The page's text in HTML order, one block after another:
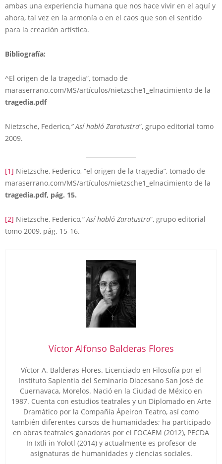
ambas una experiencia humana que nos hace vivir en el aquí y
ahora, tal vez en la armonía o en el caos que son el sentido
para la creación artística.
Bibliografía:
^El origen de la tragedia”, tomado de
maraserrano.com/MS/artículos/nietzsche1_elnacimiento de la
tragedia.pdf
Nietzsche, Federico,” Así habló Zaratustra”, grupo editorial tomo
2009.
[1] Nietzsche, Federico, “el origen de la tragedia”, tomado de
maraserrano.com/MS/artículos/nietzsche1_elnacimiento de la
tragedia.pdf, pág. 15.
[2] Nietzsche, Federico,” Así habló Zaratustra”, grupo editorial
tomo 2009, pág. 15-16.
Víctor Alfonso Balderas Flores
Víctor A. Balderas Flores. Licenciado en Filosofía por el
Instituto Sapientia del Seminario Diocesano San José de
Cuernavaca, Morelos. Nació en la Ciudad de México en
1987. Cuenta con estudios teatrales y un Diplomado en Arte
Dramático por la Compañía Ápeiron Teatro, así como
también diferentes cursos de humanidades; ha participado
en obras teatrales ganadoras por el FOCAEM (2012), PECDA
In Ixtli in Yolotl (2014) y actualmente es profesor de
asignaturas de humanidades y ciencias sociales.